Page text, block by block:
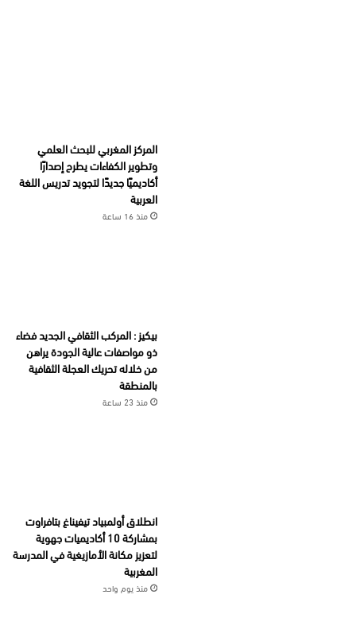
المركز المغربي للبحث العلمي
وتطوير الكفاءات يطرح إصدارًا
أكاديميًا جديدًا لتجويد تدريس اللغة
العربية
منذ 16 ساعة
بيكيز : المركب الثقافي الجديد فضاء
ذو مواصفات عالية الجودة يراهن
من خلاله تحريك العجلة الثقافية
بالمنطقة
منذ 23 ساعة
انطلاق أولمبياد تيفيناغ بتافراوت
بمشاركة 10 أكاديميات جهوية
لتعزيز مكانة الأمازيغية في المدرسة
المغربية
منذ يوم واحد